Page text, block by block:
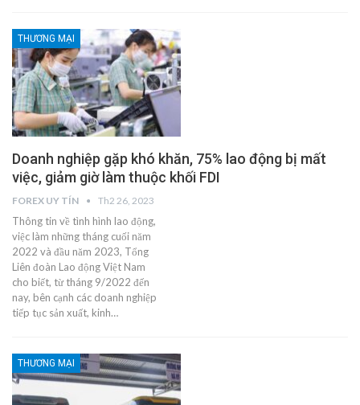
THƯƠNG MẠI
Doanh nghiệp gặp khó khăn, 75% lao động bị mất
việc, giảm giờ làm thuộc khối FDI
FOREX UY TÍN Th2 26, 2023
Thông tin về tình hình lao động,
việc làm những tháng cuối năm
2022 và đầu năm 2023, Tổng
Liên đoàn Lao động Việt Nam
cho biết, từ tháng 9/2022 đến
nay, bên cạnh các doanh nghiệp
tiếp tục sản xuất, kinh…
THƯƠNG MẠI